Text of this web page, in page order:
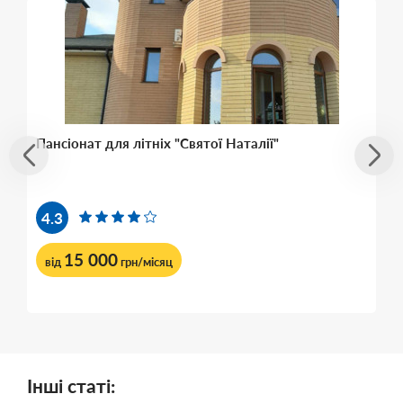
Пансіонат для літніх "Святої Наталії"
4.3
від 15 000грн/місяц
Інші статі: